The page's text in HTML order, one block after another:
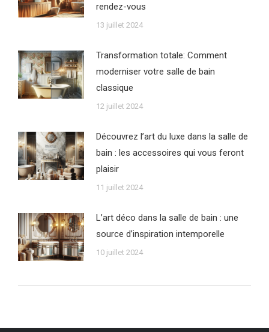
rendez-vous
13 juillet 2024
Transformation totale: Comment
moderniser votre salle de bain
classique
12 juillet 2024
Découvrez l’art du luxe dans la salle de
bain : les accessoires qui vous feront
plaisir
11 juillet 2024
L’art déco dans la salle de bain : une
source d’inspiration intemporelle
10 juillet 2024